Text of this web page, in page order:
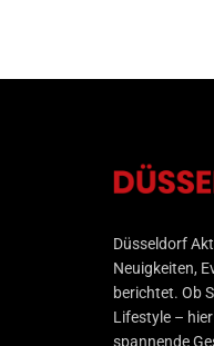
Düsseldorf
Neuigkeiten,
berichtet. Ob
Lifestyle –
spannende